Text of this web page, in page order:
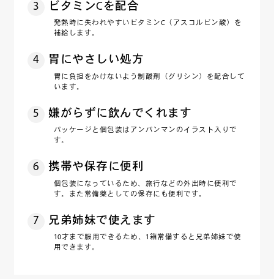
3 ビタミンCを配合
発熱時に失われやすいビタミンC（アスコルビン酸）を
補給します。
4 胃にやさしい処方
胃に負担をかけないよう制酸剤（グリシン）を配合して
います。
5 嫌がらずに飲んでくれます
パッケージと個包装はアンパンマンのイラスト入りで
す。
6 携帯や保存に便利
個包装になっているため、旅行などの外出時に便利で
す。また常備薬としての保存にも便利です。
7 兄弟姉妹で使えます
10才まで服用できるため、1箱常備すると兄弟姉妹で使
用できます。